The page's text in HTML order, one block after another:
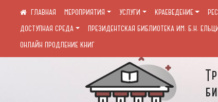
МЕРОПРИЯТИЯ УСЛУГИ КРАЕВЕДЕНИЕ
ДОСТУПНАЯ СРЕДА
ПРЕЗИДЕНТСКАЯ БИБЛИОТЕКА ИМ. Б.Н.
ОНЛАЙН ПРОДЛЕНИЕ КНИГ